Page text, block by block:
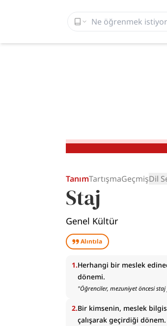
TanımTartışmaGeçmişDil
Staj
Genel Kültür
Alıntıla
1.Herhangi bir meslek
dönemi.
"Öğrenciler, mezuniyet öncesi
2.Bir kimsenin, meslek
çalışarak geçirdiği dönem.